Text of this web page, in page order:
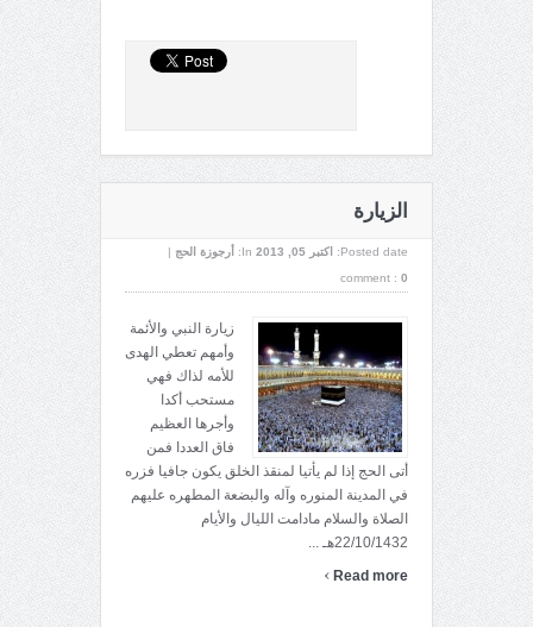
الزيارة
Posted date: اکتبر 05, 2013 In: أرجوزة الحج |
comment : 0
زيارة النبي والأئمة
وأمهم تعطي الهدى
للأمه لذاك فهي
مستحب أكدا
وأجرها العظيم
فاق العددا فمن
أتى الحج إذا لم يأتيا لمنقذ الخلق يكون جافيا فزره
في المدينة المنوره وآله والبضعة المطهره عليهم
الصلاة والسلام مادامت الليال والأيام
22/10/1432هـ ...
Read more
›